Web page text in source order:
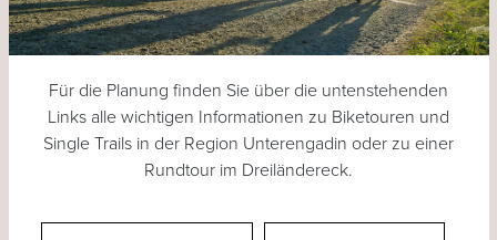
Für die Planung finden Sie über die untenstehenden
Links alle wichtigen Informationen zu Biketouren und
Single Trails in der Region Unterengadin oder zu einer
Rundtour im Dreiländereck.